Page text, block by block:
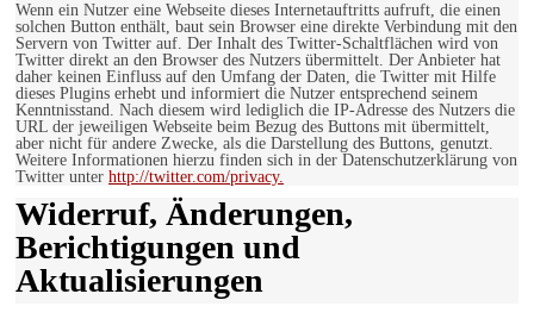
Wenn ein Nutzer eine Webseite dieses Internetauftritts aufruft, die einen
solchen Button enthält, baut sein Browser eine direkte Verbindung mit den
Servern von Twitter auf. Der Inhalt des Twitter-Schaltflächen wird von
Twitter direkt an den Browser des Nutzers übermittelt. Der Anbieter hat
daher keinen Einfluss auf den Umfang der Daten, die Twitter mit Hilfe
dieses Plugins erhebt und informiert die Nutzer entsprechend seinem
Kenntnisstand. Nach diesem wird lediglich die IP-Adresse des Nutzers die
URL der jeweiligen Webseite beim Bezug des Buttons mit übermittelt,
aber nicht für andere Zwecke, als die Darstellung des Buttons, genutzt.
Weitere Informationen hierzu finden sich in der Datenschutzerklärung von
Twitter unter http://twitter.com/privacy.
Widerruf, Änderungen,
Berichtigungen und
Aktualisierungen